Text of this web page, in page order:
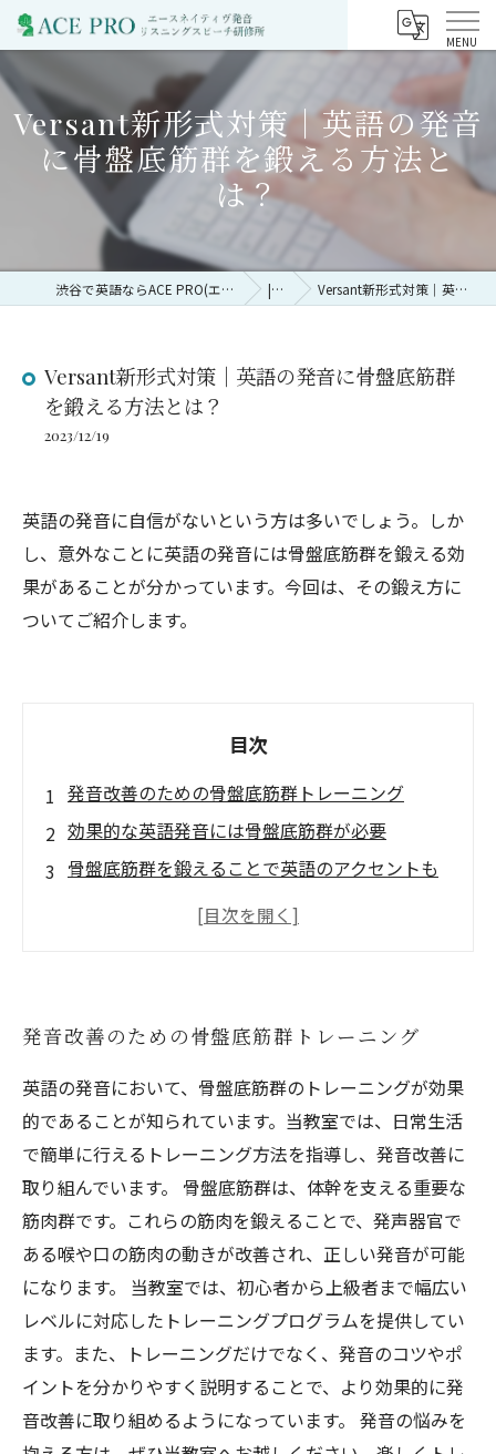
Versant新形式対策｜英語の発音
に骨盤底筋群を鍛える方法と
は？
渋谷で英語ならACE PRO(エースネイティヴ発音リスニングスピーチ研修所) |コラム Versant新形式対策｜英語の発音に骨盤底筋群を鍛える方法とは？
Versant新形式対策｜英語の発音に骨盤底筋群
を鍛える方法とは？
2023/12/19
英語の発音に自信がないという方は多いでしょう。しか
し、意外なことに英語の発音には骨盤底筋群を鍛える効
果があることが分かっています。今回は、その鍛え方に
ついてご紹介します。
目次
発音改善のための骨盤底筋群トレーニング
効果的な英語発音には骨盤底筋群が必要
骨盤底筋群を鍛えることで英語のアクセントも
Versant対策発音リスニングスピーチ本格完
成コース
Versant対策フラッシュ英語脳トレーニング
発音改善のための骨盤底筋群トレーニング
英語の発音において、骨盤底筋群のトレーニングが効果
的であることが知られています。当教室では、日常生活
で簡単に行えるトレーニング方法を指導し、発音改善に
取り組んでいます。 骨盤底筋群は、体幹を支える重要な
筋肉群です。これらの筋肉を鍛えることで、発声器官で
ある喉や口の筋肉の動きが改善され、正しい発音が可能
になります。 当教室では、初心者から上級者まで幅広い
レベルに対応したトレーニングプログラムを提供してい
ます。また、トレーニングだけでなく、発音のコツやポ
イントを分かりやすく説明することで、より効果的に発
音改善に取り組めるようになっています。 発音の悩みを